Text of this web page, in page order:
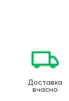
Доставка
вчасно